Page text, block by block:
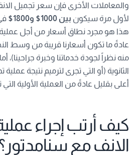
والمعاملات الأخرى فإن سعر تجميل
لأول مرة سيكون بين 1000$ و1800$
هذا هو مجرد نطاق أسعار من أجل عملية
عادةً ما تكون أسعارنا قريبة من وسط
منه نظراً لجودة خدماتنا وخبرة جراحينا)،
الثانوية (أو التي تجرى لترميم نتيجة
أعلى بقليل عادةً من العملية الأولية
كيف أرتب إجراء
الانف مع